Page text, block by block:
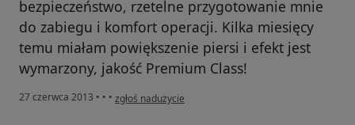
bezpieczeństwo, rzetelne przygotowanie mnie
do zabiegu i komfort operacji. Kilka miesięcy
temu miałam powiększenie piersi i efekt jest
wymarzony, jakość Premium Class!
27 czerwca 2013 • • • w opinii użytkownika Konto zostało usunięte
zgłoś nadużycie